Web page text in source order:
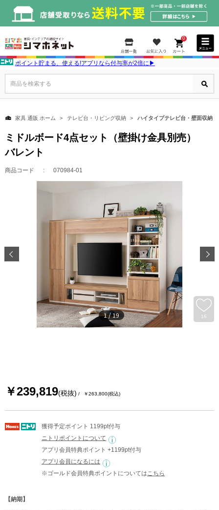
0
ポイント貯まる、使える!アプリなら付与率が2倍に▶
商品を検索する
家具 通販 ホーム テレビ台・リビング収納 ハイタイプテレビ台・壁面収納
ミドルボード4点セット（壁掛け金具別売）
バレント
商品コード 070984-01
16
1/19
￥239,819(税抜) ￥263,800(税込)
獲得予定ポイント 1199pt付与
ニトリポイントについて
アプリ会員特典ポイント +1199pt付与
アプリ会員になるには
※ゴールド会員特典ポイントについては こちら
【納期】